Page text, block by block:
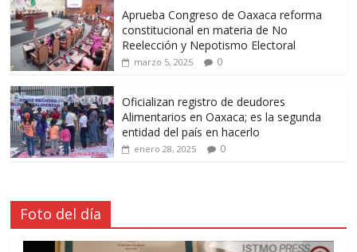
Aprueba Congreso de Oaxaca reforma
constitucional en materia de No
Reelección y Nepotismo Electoral
marzo 5, 2025 0
Oficializan registro de deudores
Alimentarios en Oaxaca; es la segunda
entidad del país en hacerlo
enero 28, 2025 0
Foto del día